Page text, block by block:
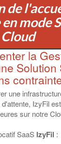
de
mode
Cloud
la
Solution
une
IzyFil
sur notre
SaaS IzyFil :